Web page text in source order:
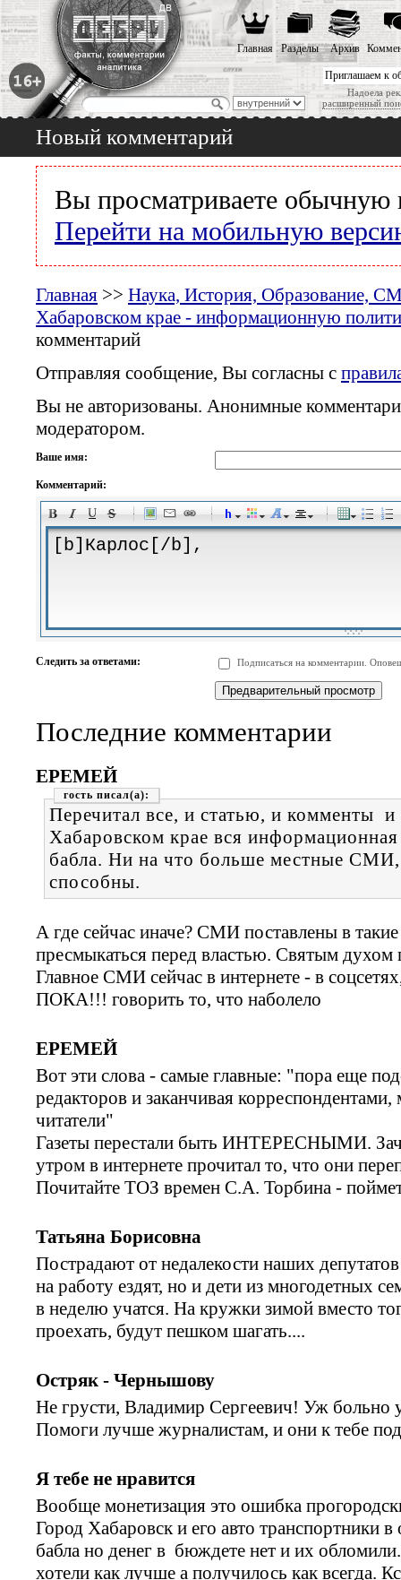
Приглашаем к
Надоела
расширенный
Главная Разделы Архив
Новый комментарий
Вы просматриваете обычную
Перейти на мобильную
Главная >> Наука, История, Образование,
Хабаровском крае - информационную
комментарий
Отправляя сообщение, Вы согласны с
Вы не авторизованы. Анонимные
модератором.
Ваше имя:
Комментарий:
-
-
-
-
-
-
-
-
-
-
-
-
-
-
-
Следить за ответами: Подписаться на комментарии.
Последние комментарии
ЕРЕМЕЙ
гость
Перечитал все, и статью, и комменты
Хабаровском крае вся
бабла. Ни на что больше местные
способны.
А где сейчас иначе? СМИ поставлены в
пресмыкаться перед властью. Святым духом
Главное СМИ сейчас в интернете - в
ПОКА!!! говорить то, что наболело
ЕРЕМЕЙ
Вот эти слова - самые главные: "пора еще
редакторов и заканчивая
читатели"
Газеты перестали быть ИНТЕРЕСНЫМИ.
утром в интернете прочитал то, что они
Почитайте ТОЗ времен С.А. Торбина -
Татьяна Борисовна
Пострадают от недалекости наших
на работу ездят, но и дети из многодетных
в неделю учатся. На кружки зимой вместо
проехать, будут пешком шагать....
Остряк - Чернышову
Не грусти, Владимир Сергеевич! Уж больно
Помоги лучше журналистам, и они к тебе
Я тебе не нравится
Вообще монетизация это ошибка
Город Хабаровск и его авто транспортники
бабла но денег в бюждете нет и их
хотели как лучше а получилось как всегда.